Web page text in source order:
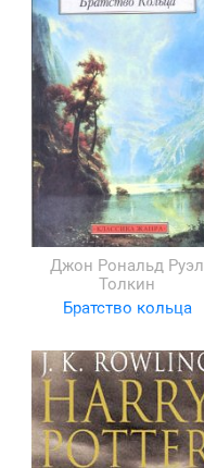
Джон Рональд Руэл
Толкин
Братство кольца